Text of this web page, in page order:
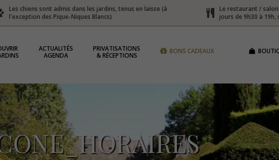
Les chiens sont admis dans les jardins, tenus en laisse (à
l'exception des Pique-Niques Blancs)
Le restaurant /
jours de 9h30 à
ACTUALITÉS
AGENDA
PRIVATISATIONS
& RÉCEPTIONS
BONS CADEAUX